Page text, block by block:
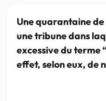
Une quarantaine de
une tribune dans
excessive du terme
effet, selon eux, de